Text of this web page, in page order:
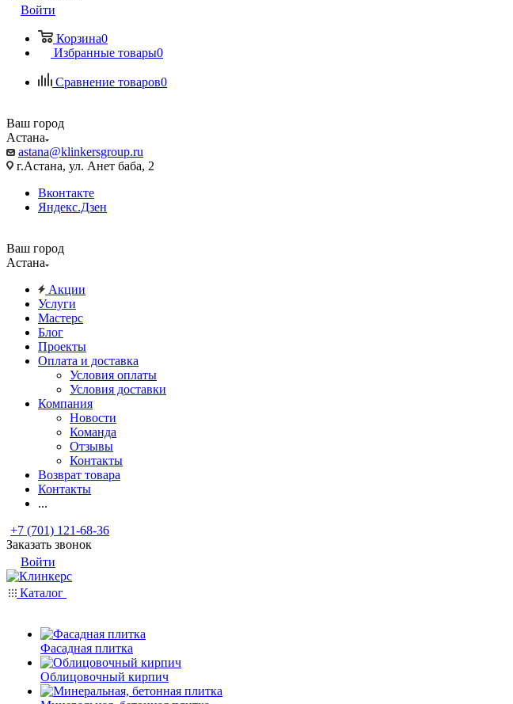
Войти
Корзина0
Избранные товары0
Сравнение товаров0
Ваш город
Астана
astana@klinkersgroup.ru
г.Астана, ул. Анет баба, 2
Вконтакте
Яндекс.Дзен
Ваш город
Астана
Акции
Услуги
Мастерс
Блог
Проекты
Оплата и доставка
Условия оплаты
Условия доставки
Компания
Новости
Команда
Отзывы
Контакты
Возврат товара
Контакты
...
+7 (701) 121-68-36
Заказать звонок
Войти
Каталог
Фасадная плитка
Облицовочный кирпич